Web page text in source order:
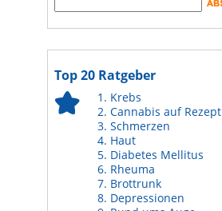
Top 20 Ratgeber
Krebs
Cannabis auf Rezept
Schmerzen
Haut
Diabetes Mellitus
Rheuma
Brottrunk
Depressionen